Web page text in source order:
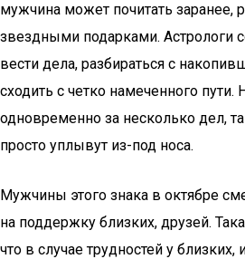
мужчина может почитать заранее,
звездными подарками. Астрологи
вести дела, разбираться с
сходить с четко намеченного пути.
одновременно за несколько дел,
просто уплывут из-под носа.
Мужчины этого знака в октябре
на поддержку близких, друзей.
что в случае трудностей у